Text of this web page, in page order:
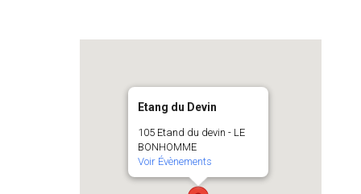
Etang du Devin
105 Etand du devin - LE
BONHOMME
Voir Évènements